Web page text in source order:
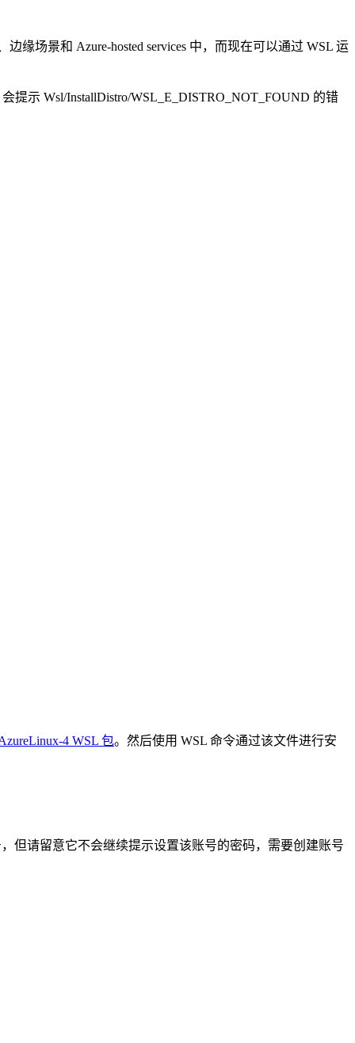
缘场景和 Azure-hosted services 中，而现在可以通过 WSL 运
示 Wsl/InstallDistro/WSL_E_DISTRO_NOT_FOUND 的错
4 WSL 包。然后使用 WSL 命令通过该文件进行安
但请留意它不会继续提示设置该账号的密码，需要创建账号